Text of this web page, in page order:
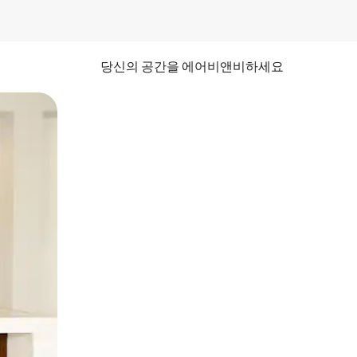
당신의 공간을 에어비앤비하세요